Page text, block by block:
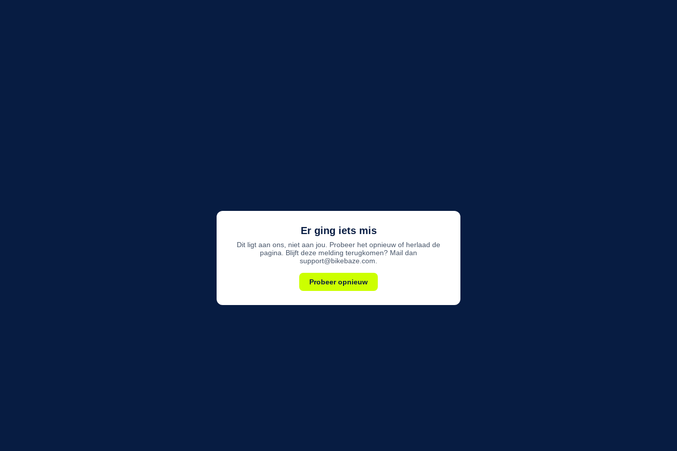
Er ging iets mis
Dit ligt aan ons, niet aan jou. Probeer het opnieuw of herlaad de
pagina. Blijft deze melding terugkomen? Mail dan
support@bikebaze.com.
Probeer opnieuw